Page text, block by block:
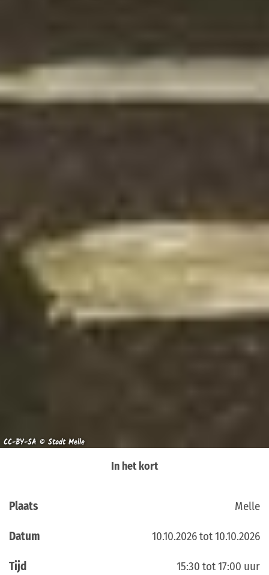
CC-BY-SA © Stadt Melle
In het kort
Plaats Melle
Datum 10.10.2026 tot 10.10.2026
Tijd 15:30 tot 17:00 uur